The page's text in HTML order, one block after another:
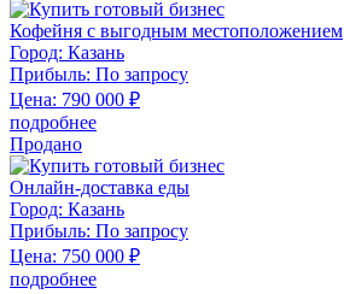
Кофейня с выгодным местоположением
Город: Казань
Прибыль: По запросу
Цена: 790 000 ₽
подробнее
Продано
Онлайн-доставка еды
Город: Казань
Прибыль: По запросу
Цена: 750 000 ₽
подробнее